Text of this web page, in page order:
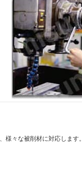
様々な被削材に対応します。